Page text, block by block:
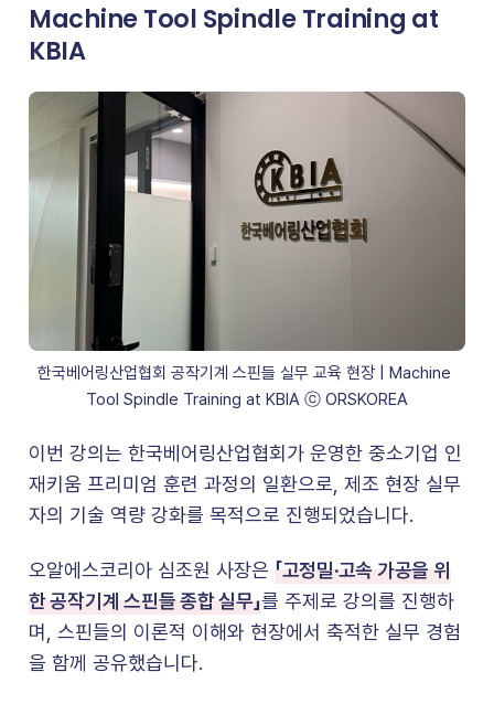
Machine Tool Spindle Training at
KBIA
한국베어링산업협회 공작기계 스핀들 실무 교육 현장 | Machine
Tool Spindle Training at KBIA ⓒ ORSKOREA
이번 강의는 한국베어링산업협회가 운영한 중소기업 인
재키움 프리미엄 훈련 과정의 일환으로, 제조 현장 실무
자의 기술 역량 강화를 목적으로 진행되었습니다.
오알에스코리아 심조원 사장은 「고정밀·고속 가공을 위
한 공작기계 스핀들 종합 실무」를 주제로 강의를 진행하
며, 스핀들의 이론적 이해와 현장에서 축적한 실무 경험
을 함께 공유했습니다.